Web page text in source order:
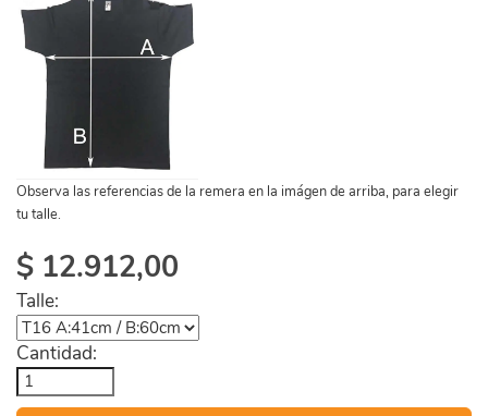
Observa las referencias de la remera en la imágen de arriba, para elegir
tu talle.
$ 12.912,00
Talle:
Cantidad: